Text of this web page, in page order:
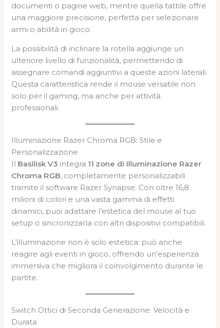
documenti o pagine web, mentre quella tattile offre
una maggiore precisione, perfetta per selezionare
armi o abilità in gioco.
La possibilità di inclinare la rotella aggiunge un
ulteriore livello di funzionalità, permettendo di
assegnare comandi aggiuntivi a queste azioni laterali.
Questa caratteristica rende il mouse versatile non
solo per il gaming, ma anche per attività
professionali.
Illuminazione Razer Chroma RGB: Stile e
Personalizzazione
Il Basilisk V3 integra 11 zone di illuminazione Razer
Chroma RGB, completamente personalizzabili
tramite il software Razer Synapse. Con oltre 16,8
milioni di colori e una vasta gamma di effetti
dinamici, puoi adattare l’estetica del mouse al tuo
setup o sincronizzarla con altri dispositivi compatibili.
L’illuminazione non è solo estetica: può anche
reagire agli eventi in gioco, offrendo un’esperienza
immersiva che migliora il coinvolgimento durante le
partite.
Switch Ottici di Seconda Generazione: Velocità e
Durata